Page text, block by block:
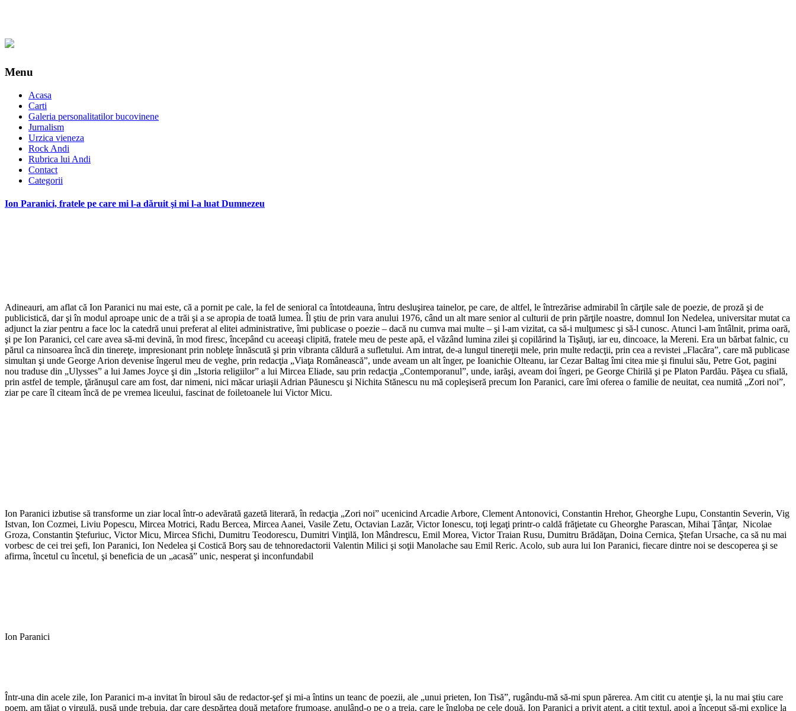
Menu
Acasa
Carti
Galeria personalitatilor bucovinene
Jurnalism
Urzica vieneza
Rock Andi
Rubrica lui Andi
Contact
Categorii
Ion Paranici, fratele pe care mi l-a dăruit şi mi l-a luat Dumnezeu
Adineauri, am aflat că Ion Paranici nu mai este, că a pornit pe cale, la fel de senioral ca întotdeauna, întru desluşirea tainelor, pe care, de altfel, le întrezărise admirabil în cărţile sale de poezie, de proză şi de
publicistică, dar şi în modul aproape unic de a trăi şi a se apropia de toată lumea. Îl ştiu de prin vara anului 1976, când un alt mare senior al culturii de prin părţile noastre, domnul Ion Nedelea, universitar mutat ca
adjunct la ziar pentru a face loc la catedră unui preferat al elitei administrative, îmi publicase o poezie – dacă nu cumva mai multe – şi l-am vizitat, ca să-i mulţumesc şi să-l cunosc. Atunci l-am întâlnit, prima oară,
şi pe Ion Paranici, cel care avea să-mi devină, în mod firesc, începând cu aceeaşi clipită, fratele meu de peste apă, el văzând lumina zilei şi copilărind la Tişăuţi, iar eu, dincoace, la Mereni. Era un bărbat falnic, cu
părul ca ninsoarea încă din tinereţe, impresionant prin nobleţe înnăscută şi prin vibranta căldură a sufletului. Am intrat, de-a lungul tinereţii mele, prin multe redacţii, prin cea a revistei „Flacăra”, care mă publicase
simultan şi unde George Arion devenise îngerul meu de veghe, prin redacţia „Viaţa Românească”, unde aveam un alt înger, pe Ioanichie Olteanu, iar Cezar Baltag îmi citea mie şi finului său, Petre Got, pagini
nou traduse din „Ulysses” a lui James Joyce şi din „Istoria religiilor” a lui Mircea Eliade, sau prin redacţia „Contemporanul”, unde, iarăşi, aveam doi îngeri, pe George Chirilă şi pe Platon Pardău. Păşea cu sfială,
prin astfel de temple, ţărănuşul care am fost, dar nimeni, nici măcar uriaşii Adrian Păunescu şi Nichita Stănescu nu mă copleşiseră precum Ion Paranici, care îmi oferea o familie de neuitat, cea numită „Zori noi”,
ziar pe care îl citeam încă de pe vremea liceului, fascinat de foiletoanele lui Victor Micu.
Ion Paranici izbutise să transforme un ziar local într-o adevărată gazetă literară, în redacţia „Zori noi” ucenicind Arcadie Arbore, Clement Antonovici, Constantin Hrehor, Gheorghe Lupu, Constantin Severin, Vig
Istvan, Ion Cozmei, Liviu Popescu, Mircea Motrici, Radu Bercea, Mircea Aanei, Vasile Zetu, Octavian Lazăr, Victor Ionescu, toţi legaţi printr-o caldă frăţietate cu Gheorghe Parascan, Mihai Ţânţar, Nicolae
Groza, Constantin Ştefuriuc, Victor Micu, Mircea Sfichi, Dumitru Teodorescu, Dumitri Vinţilă, Ion Mândrescu, Emil Morea, Victor Traian Rusu, Dumitru Brădăţan, Doina Cernica, Ştefan Ursache, ca să nu mai
vorbesc de cei trei şefi, Ion Paranici, Ion Nedelea şi Costică Borş sau de tehnoredactorii Valentin Milici şi soţii Manolache sau Emil Reric. Acolo, sub aura lui Ion Paranici, fiecare dintre noi se descoperea şi se
afirma, încetul cu încetul, şi beneficia de un „acasă” unic, nesperat şi inconfundabil
Ion Paranici
Într-una din acele zile, Ion Paranici m-a invitat în biroul său de redactor-şef şi mi-a întins un teanc de poezii, ale „unui prieten, Ion Tisă”, rugându-mă să-mi spun părerea. Am citit cu atenţie şi, la nu mai ştiu care
poem, am tăiat o virgulă, pusă unde trebuia, dar care despărţea două metafore frumoase, anulând-o pe o a treia, care le îngloba pe cele două. Ion Paranici a privit atent, a citit textul, apoi a început să-mi explice la